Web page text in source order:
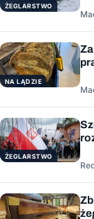
ŻEGLARSTWO
NA LĄDZIE
ŻEGLARSTWO